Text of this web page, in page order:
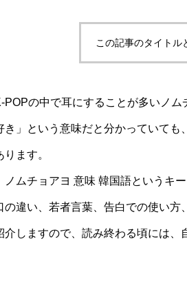
この記事のタイトル
の中で耳にすることが多いノム
き」という意味だと分かっていて
ます。
ノムチョアヨ 意味 韓国語というキ
の違い、若者言葉、告白での使い方
介しますので、読み終わる頃には